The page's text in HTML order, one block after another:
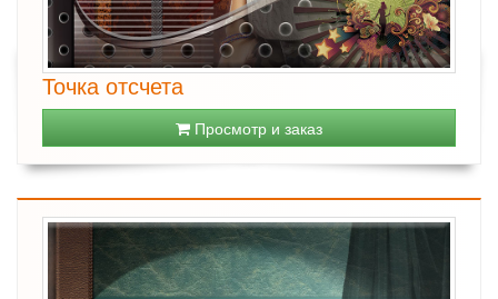
Точка отсчета
Просмотр и заказ